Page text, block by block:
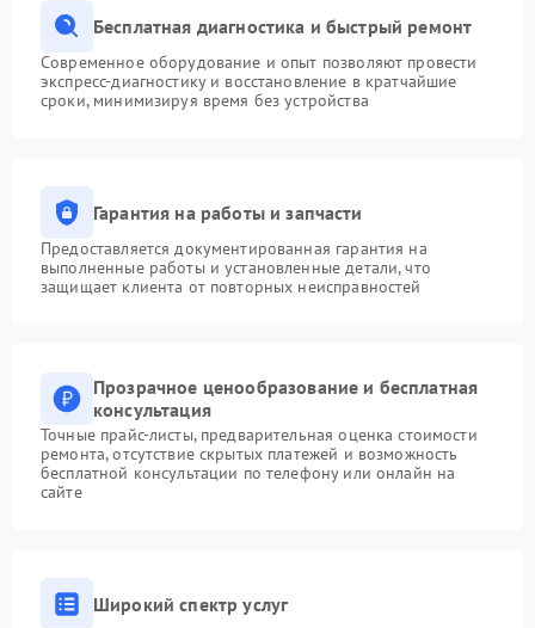
Бесплатная диагностика и быстрый ремонт
Современное оборудование и опыт позволяют провести
экспресс-диагностику и восстановление в кратчайшие
сроки, минимизируя время без устройства
Гарантия на работы и запчасти
Предоставляется документированная гарантия на
выполненные работы и установленные детали, что
защищает клиента от повторных неисправностей
Прозрачное ценообразование и бесплатная
консультация
Точные прайс-листы, предварительная оценка стоимости
ремонта, отсутствие скрытых платежей и возможность
бесплатной консультации по телефону или онлайн на
сайте
Широкий спектр услуг